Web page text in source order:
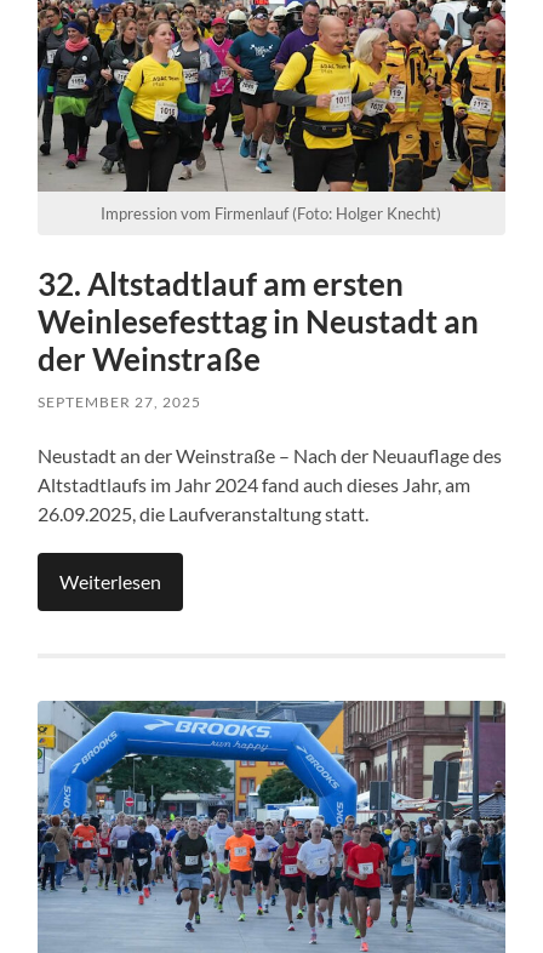
Impression vom Firmenlauf (Foto: Holger Knecht)
32. Altstadtlauf am ersten
Weinlesefesttag in Neustadt an
der Weinstraße
SEPTEMBER 27, 2025
Neustadt an der Weinstraße – Nach der Neuauflage des
Altstadtlaufs im Jahr 2024 fand auch dieses Jahr, am
26.09.2025, die Laufveranstaltung statt.
Weiterlesen